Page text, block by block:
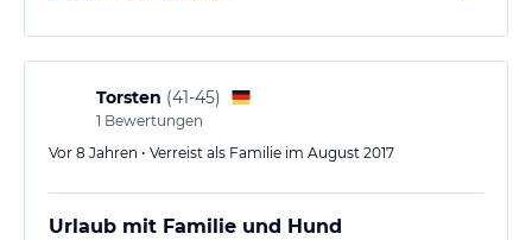
Torsten (41-45)
1 Bewertungen
Vor 8 Jahren • Verreist als Familie im August 2017
Urlaub mit Familie und Hund